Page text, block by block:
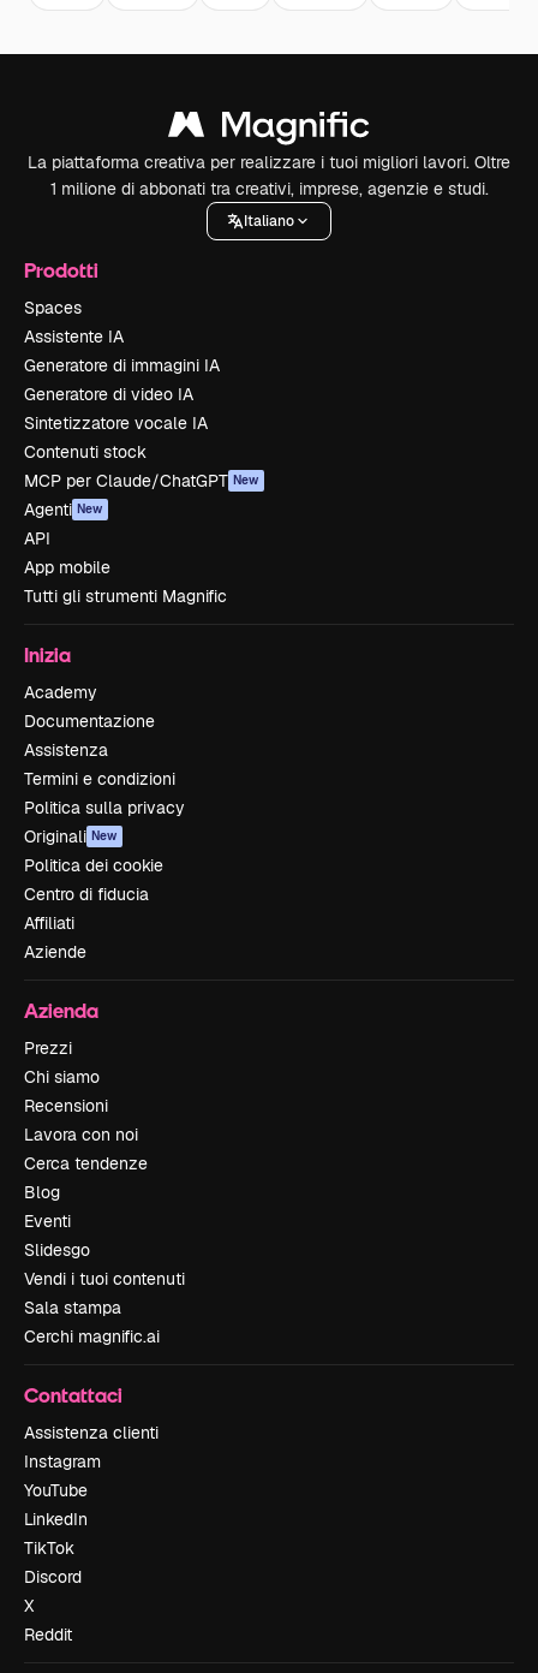
La piattaforma creativa per realizzare i tuoi migliori lavori. Oltre
1 milione di abbonati tra creativi, imprese, agenzie e studi.
Italiano
Prodotti
Spaces
Assistente IA
Generatore di immagini IA
Generatore di video IA
Sintetizzatore vocale IA
Contenuti stock
MCP per Claude/ChatGPT New
Agenti New
API
App mobile
Tutti gli strumenti Magnific
Inizia
Academy
Documentazione
Assistenza
Termini e condizioni
Politica sulla privacy
Originali New
Politica dei cookie
Centro di fiducia
Affiliati
Aziende
Azienda
Prezzi
Chi siamo
Recensioni
Lavora con noi
Cerca tendenze
Blog
Eventi
Slidesgo
Vendi i tuoi contenuti
Sala stampa
Cerchi magnific.ai
Contattaci
Assistenza clienti
Instagram
YouTube
LinkedIn
TikTok
Discord
X
Reddit